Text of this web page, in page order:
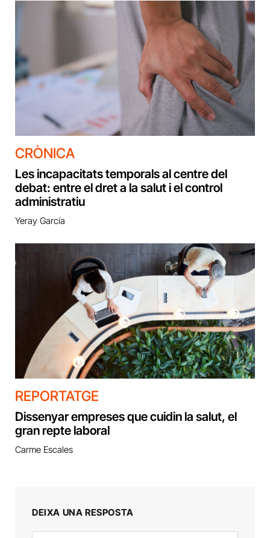
CRÒNICA
Les incapacitats temporals al centre del
debat: entre el dret a la salut i el control
administratiu
Yeray García
REPORTATGE
Dissenyar empreses que cuidin la salut, el
gran repte laboral
Carme Escales
DEIXA UNA RESPOSTA